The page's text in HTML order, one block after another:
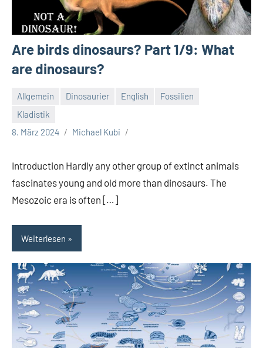
Are birds dinosaurs? Part 1/9: What
are dinosaurs?
Allgemein Dinosaurier English
Fossilien
Kladistik
8. März 2024
Michael Kubi
Introduction Hardly any other group of extinct animals
fascinates young and old more than dinosaurs. The
Mesozoic era is often […]
Weiterlesen